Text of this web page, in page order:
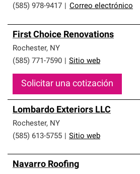
(585) 978-9417
Correo electrónico
First Choice Renovations
Rochester, NY
(585) 771-7590
Sitio web
Solicitar una cotización
Lombardo Exteriors LLC
Rochester, NY
(585) 613-5755
Sitio web
Navarro Roofing